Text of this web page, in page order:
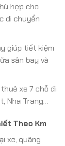
hợp cho
di chuyển
giúp tiết kiệm
sân bay và
xe 7 chỗ đi
Nha Trang…
Theo Km
xe, quãng